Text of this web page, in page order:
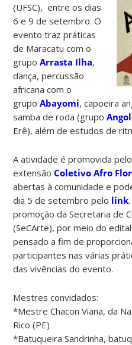
(UFSC), entre os dias
6 e 9 de setembro. O
evento traz práticas
de Maracatu com o
grupoArrasta Ilha,
dança, percussão
africana com o
grupoAbayomi, capoeira
samba de roda (grupo
Erê), além de estudos de
A atividade é promovida
extensãoColetivo Afro
abertas à comunidade e
dia 5 de setembro pelo link
promoção da Secretaria de
(SeCArte), por meio do
pensado a fim de
participantes nas várias
das vivências do evento.
Mestres convidados:
*Mestre Chacon Viana, da
Rico (PE)
*Batuqueira Sandrinha,